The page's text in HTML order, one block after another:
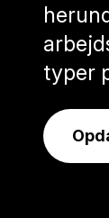
typer